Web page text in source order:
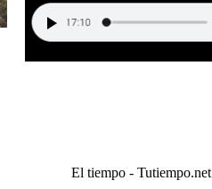
El tiempo - Tutiempo.net